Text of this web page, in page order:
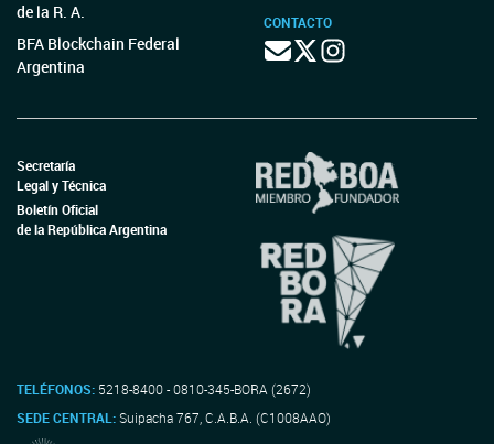
de la R. A.
BFA Blockchain Federal
Argentina
CONTACTO
Secretaría
Legal y Técnica
Boletín Oficial
de la República Argentina
TELÉFONOS: 5218-8400 - 0810-345-BORA (2672)
SEDE CENTRAL:Suipacha 767, C.A.B.A. (C1008AAO)